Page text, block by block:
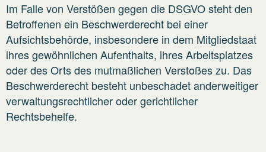
Im Falle von Verstößen gegen die DSGVO steht den
Betroffenen ein Beschwerderecht bei einer
Aufsichtsbehörde, insbesondere in dem Mitgliedstaat
ihres gewöhnlichen Aufenthalts, ihres Arbeitsplatzes
oder des Orts des mutmaßlichen Verstoßes zu. Das
Beschwerderecht besteht unbeschadet anderweitiger
verwaltungsrechtlicher oder gerichtlicher
Rechtsbehelfe.